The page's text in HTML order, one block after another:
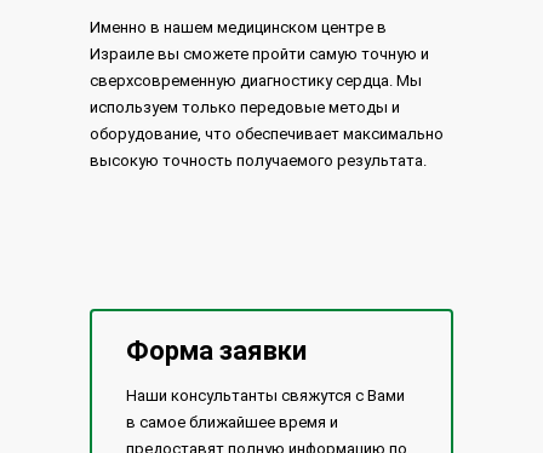
Именно в нашем медицинском центре в
Израиле вы сможете пройти самую точную и
сверхсовременную диагностику сердца. Мы
используем только передовые методы и
оборудование, что обеспечивает максимально
высокую точность получаемого результата.
Форма заявки
Наши консультанты свяжутся с Вами
в самое ближайшее время и
предоставят полную информацию по